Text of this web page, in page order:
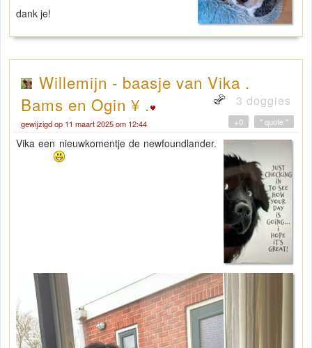
dank je!
Willemijn - baasje van Vika .
Bams en Ogin ¥ .
3 doggies
gewijzigd op 11 maart 2025 om 12:44 " quote "
+0
Vika een nieuwkomentje de newfoundlander.